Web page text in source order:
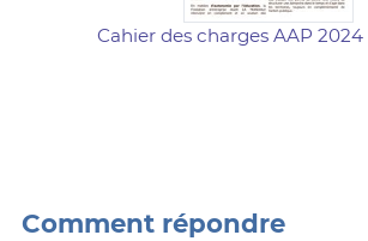
Cahier des charges AAP 2024
Comment répondre